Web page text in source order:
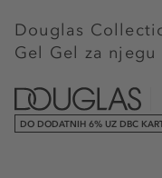
Douglas
Gel Gel za njegu
DO DODATNIH 6% UZ DBC